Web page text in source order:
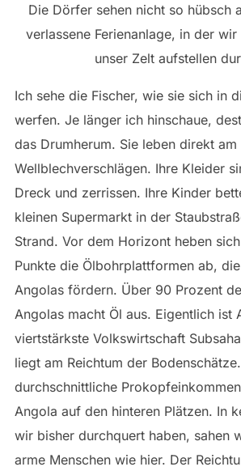
Die Dörfer sehen nicht so hübsch
verlassene Ferienanlage, in der wir
unser Zelt aufstellen
Ich sehe die Fischer, wie sie sich in
werfen. Je länger ich hinschaue,
das Drumherum. Sie leben direkt am
Wellblechverschlägen. Ihre Kleider
Dreck und zerrissen. Ihre Kinder
kleinen Supermarkt in der
Strand. Vor dem Horizont heben
Punkte die Ölbohrplattformen ab,
Angolas fördern. Über 90 Prozent
Angolas macht Öl aus. Eigentlich ist
viertstärkste Volkswirtschaft
liegt am Reichtum der
durchschnittliche
Angola auf den hinteren Plätzen. In
wir bisher durchquert haben, sahen
arme Menschen wie hier. Der